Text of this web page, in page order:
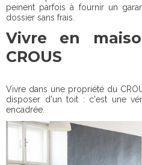
peinent parfois à fournir un
dossier sans frais.
Vivre en
CROUS
Vivre dans une propriété du
disposer d'un toit : c'est une
encadrée.